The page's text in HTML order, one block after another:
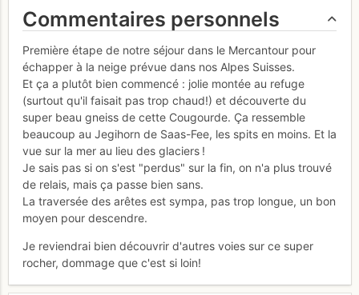
Commentaires personnels
Première étape de notre séjour dans le Mercantour pour
échapper à la neige prévue dans nos Alpes Suisses.
Et ça a plutôt bien commencé : jolie montée au refuge
(surtout qu'il faisait pas trop chaud!) et découverte du
super beau gneiss de cette Cougourde. Ça ressemble
beaucoup au Jegihorn de Saas-Fee, les spits en moins. Et la
vue sur la mer au lieu des glaciers !
Je sais pas si on s'est "perdus" sur la fin, on n'a plus trouvé
de relais, mais ça passe bien sans.
La traversée des arêtes est sympa, pas trop longue, un bon
moyen pour descendre.
Je reviendrai bien découvrir d'autres voies sur ce super
rocher, dommage que c'est si loin!